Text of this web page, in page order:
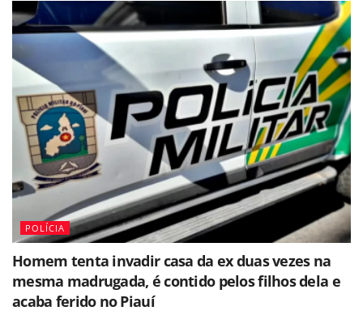
POLÍCIA
Homem tenta invadir casa da ex duas vezes na
mesma madrugada, é contido pelos filhos dela e
acaba ferido no Piauí